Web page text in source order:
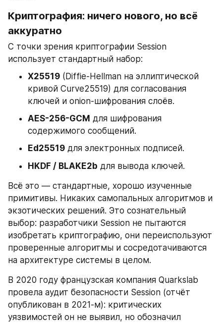
Криптография: ничего нового, но всё
аккуратно
С точки зрения криптографии Session
использует стандартный набор:
X25519 (Diffie-Hellman на эллиптической
кривой Curve25519) для согласования
ключей и onion-шифрования слоёв.
AES-256-GCM для шифрования
содержимого сообщений.
Ed25519 для электронных подписей.
HKDF / BLAKE2b для вывода ключей.
Всё это — стандартные, хорошо изученные
примитивы. Никаких самопальных алгоритмов и
экзотических решений. Это сознательный
выбор: разработчики Session не пытаются
изобретать криптографию, они переиспользуют
проверенные алгоритмы и сосредотачиваются
на архитектуре системы в целом.
В 2020 году французская компания Quarkslab
провела аудит безопасности Session (отчёт
опубликован в 2021-м): критических
уязвимостей он не выявил, но обозначил